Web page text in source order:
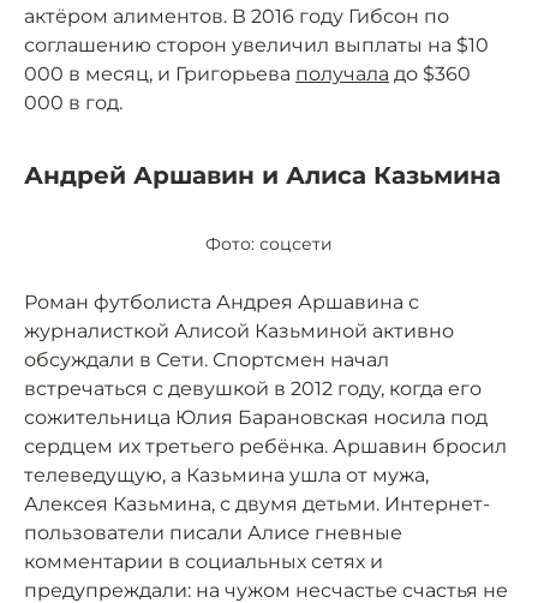
актёром алиментов. В 2016 году Гибсон по
соглашению сторон увеличил выплаты на $10
000 в месяц, и Григорьева получала до $360
000 в год.
Андрей Аршавин и Алиса Казьмина
Фото: соцсети
Роман футболиста Андрея Аршавина с
журналисткой Алисой Казьминой активно
обсуждали в Сети. Спортсмен начал
встречаться с девушкой в 2012 году, когда его
сожительница Юлия Барановская носила под
сердцем их третьего ребёнка. Аршавин бросил
телеведущую, а Казьмина ушла от мужа,
Алексея Казьмина, с двумя детьми. Интернет-
пользователи писали Алисе гневные
комментарии в социальных сетях и
предупреждали: на чужом несчастье счастья не